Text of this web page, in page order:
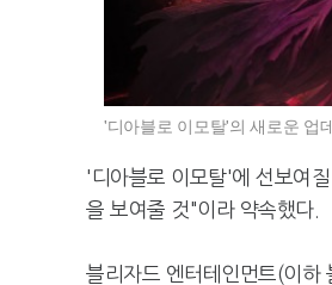
'디아블로 이모탈'의 새로운 업
'디아블로 이모탈'에 선보여
을 보여줄 것"이라 약속했다.
블리자드 엔터테인먼트(이하